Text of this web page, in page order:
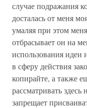
случае подражания
досталась от меня
умаляя при этом
отбрасывает он на
использования
в сферу действия
копирайте, а также
рассматривать
запрещает